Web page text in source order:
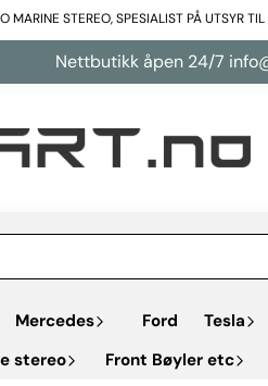
MARINE STEREO, SPESIALIST PÅ UTSYR
Nettbutikk åpen 24/7
Mercedes Ford Tesla
stereo
Front Bøyler etc